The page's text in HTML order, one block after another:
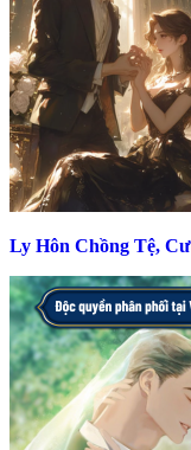
Ly Hôn Chồng Tệ,